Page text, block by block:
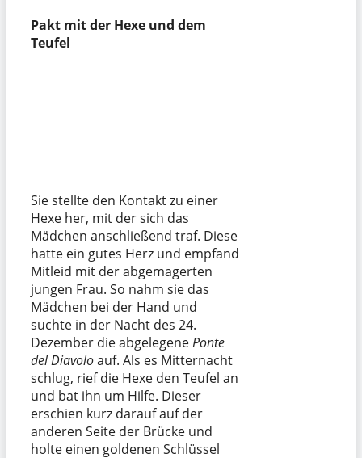
Pakt mit der Hexe und dem
Teufel
Sie stellte den Kontakt zu einer
Hexe her, mit der sich das
Mädchen anschließend traf. Diese
hatte ein gutes Herz und empfand
Mitleid mit der abgemagerten
jungen Frau. So nahm sie das
Mädchen bei der Hand und
suchte in der Nacht des 24.
Dezember die abgelegenePonte
del Diavoloauf. Als es Mitternacht
schlug, rief die Hexe den Teufel an
und bat ihn um Hilfe. Dieser
erschien kurz darauf auf der
anderen Seite der Brücke und
holte einen goldenen Schlüssel